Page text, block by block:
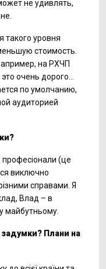
не удивлять,
такого уровня
стоимость.
на РХЧП
очень дорого...
по умолчанию,
аудиторией
професіонали (це
виключно
справами. Я
Влад – в
у майбутньому.
задумки? Плани на